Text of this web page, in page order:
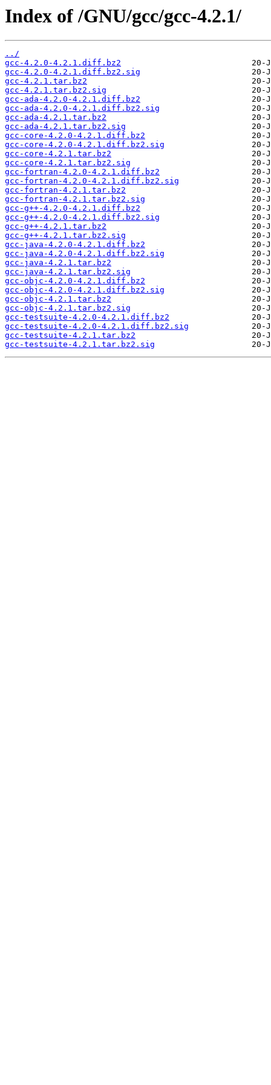
Index of /GNU/gcc/gcc-4.2.1/
../
gcc-4.2.0-4.2.1.diff.bz2
gcc-4.2.0-4.2.1.diff.bz2.sig
gcc-4.2.1.tar.bz2
gcc-4.2.1.tar.bz2.sig
gcc-ada-4.2.0-4.2.1.diff.bz2
gcc-ada-4.2.0-4.2.1.diff.bz2.sig
gcc-ada-4.2.1.tar.bz2
gcc-ada-4.2.1.tar.bz2.sig
gcc-core-4.2.0-4.2.1.diff.bz2
gcc-core-4.2.0-4.2.1.diff.bz2.sig
gcc-core-4.2.1.tar.bz2
gcc-core-4.2.1.tar.bz2.sig
gcc-fortran-4.2.0-4.2.1.diff.bz2
gcc-fortran-4.2.0-4.2.1.diff.bz2.sig
gcc-fortran-4.2.1.tar.bz2
gcc-fortran-4.2.1.tar.bz2.sig
gcc-g++-4.2.0-4.2.1.diff.bz2
gcc-g++-4.2.0-4.2.1.diff.bz2.sig
gcc-g++-4.2.1.tar.bz2
gcc-g++-4.2.1.tar.bz2.sig
gcc-java-4.2.0-4.2.1.diff.bz2
gcc-java-4.2.0-4.2.1.diff.bz2.sig
gcc-java-4.2.1.tar.bz2
gcc-java-4.2.1.tar.bz2.sig
gcc-objc-4.2.0-4.2.1.diff.bz2
gcc-objc-4.2.0-4.2.1.diff.bz2.sig
gcc-objc-4.2.1.tar.bz2
gcc-objc-4.2.1.tar.bz2.sig
gcc-testsuite-4.2.0-4.2.1.diff.bz2
gcc-testsuite-4.2.0-4.2.1.diff.bz2.sig
gcc-testsuite-4.2.1.tar.bz2
gcc-testsuite-4.2.1.tar.bz2.sig